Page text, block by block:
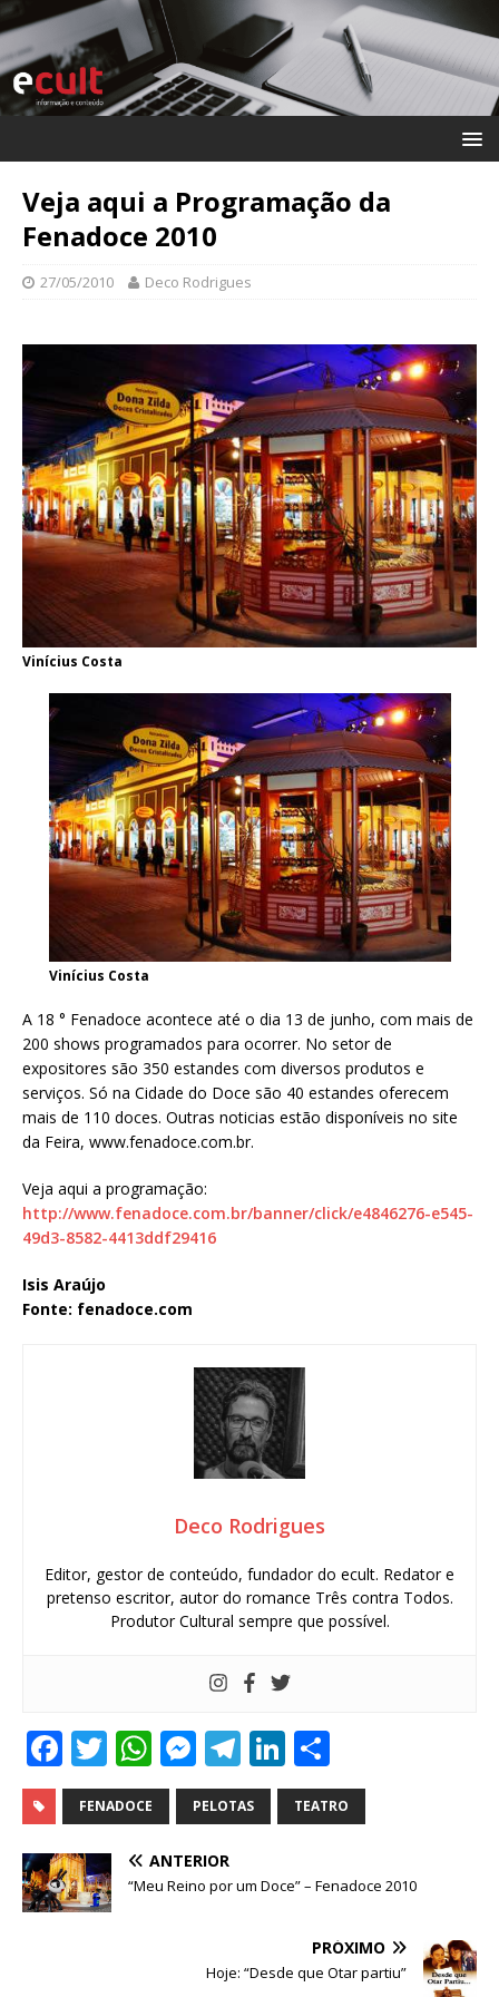
Veja aqui a Programação da
Fenadoce 2010
27/05/2010 Deco Rodrigues
Vinícius Costa
Vinícius Costa
A 18 ° Fenadoce acontece até o dia 13 de junho, com mais de
200 shows programados para ocorrer. No setor de
expositores são 350 estandes com diversos produtos e
serviços. Só na Cidade do Doce são 40 estandes oferecem
mais de 110 doces. Outras noticias estão disponíveis no site
da Feira, www.fenadoce.com.br.
Veja aqui a programação:
http://www.fenadoce.com.br/banner/click/e4846276-e545-
49d3-8582-4413ddf29416
Isis Araújo
Fonte: fenadoce.com
Deco Rodrigues
Editor, gestor de conteúdo, fundador do ecult. Redator e
pretenso escritor, autor do romance Três contra Todos.
Produtor Cultural sempre que possível.
F
a
c
e
b
o
T
w
it
te
r
W
h
at
s
A
M
e
ss
e
n
e
T
el
e
ra
Li
n
k
dI
h
ar
FENADOCE PELOTAS TEATRO
ANTERIOR
“Meu Reino por um Doce” – Fenadoce 2010
PRÓXIMO
Hoje: “Desde que Otar partiu”